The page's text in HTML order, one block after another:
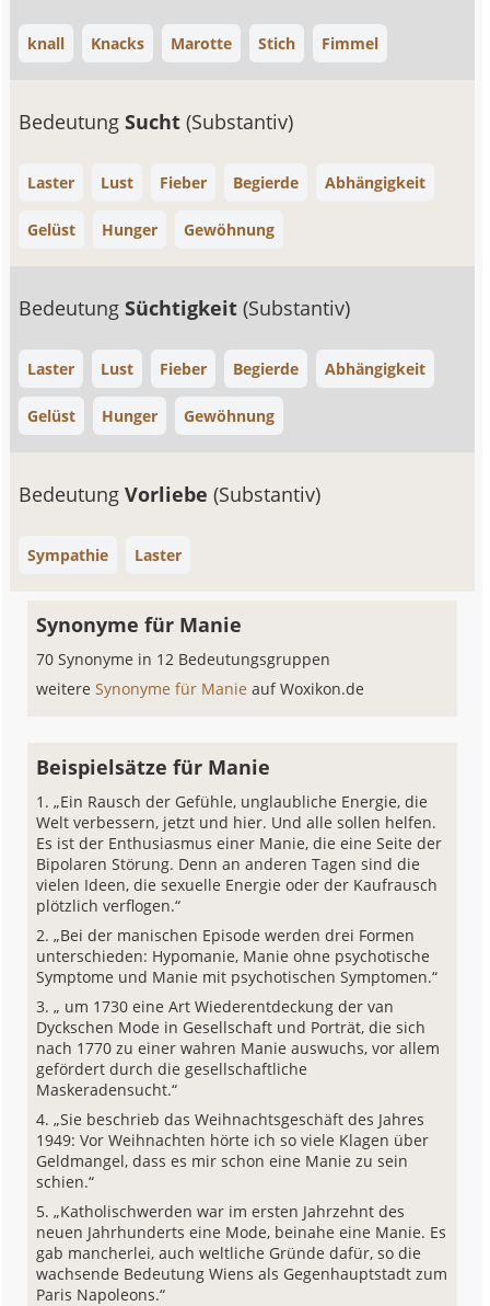
knall Knacks Marotte Stich Fimmel
BedeutungSucht(Substantiv)
Laster Lust Fieber Begierde Abhängigkeit
Gelüst Hunger Gewöhnung
BedeutungSüchtigkeit(Substantiv)
Laster Lust Fieber Begierde Abhängigkeit
Gelüst Hunger Gewöhnung
BedeutungVorliebe(Substantiv)
Sympathie Laster
Synonyme für Manie
70 Synonyme in 12 Bedeutungsgruppen
weitereSynonyme für Manieauf Woxikon.de
Beispielsätze für Manie
„Ein Rausch der Gefühle, unglaubliche Energie, die
Welt verbessern, jetzt und hier. Und alle sollen helfen.
Es ist der Enthusiasmus einer Manie, die eine Seite der
Bipolaren Störung. Denn an anderen Tagen sind die
vielen Ideen, die sexuelle Energie oder der Kaufrausch
plötzlich verflogen.“
„Bei der manischen Episode werden drei Formen
unterschieden: Hypomanie, Manie ohne psychotische
Symptome und Manie mit psychotischen Symptomen.“
„ um 1730 eine Art Wiederentdeckung der van
Dyckschen Mode in Gesellschaft und Porträt, die sich
nach 1770 zu einer wahren Manie auswuchs, vor allem
gefördert durch die gesellschaftliche
Maskeradensucht.“
„Sie beschrieb das Weihnachtsgeschäft des Jahres
1949: Vor Weihnachten hörte ich so viele Klagen über
Geldmangel, dass es mir schon eine Manie zu sein
schien.“
„Katholischwerden war im ersten Jahrzehnt des
neuen Jahrhunderts eine Mode, beinahe eine Manie. Es
gab mancherlei, auch weltliche Gründe dafür, so die
wachsende Bedeutung Wiens als Gegenhauptstadt zum
Paris Napoleons.“